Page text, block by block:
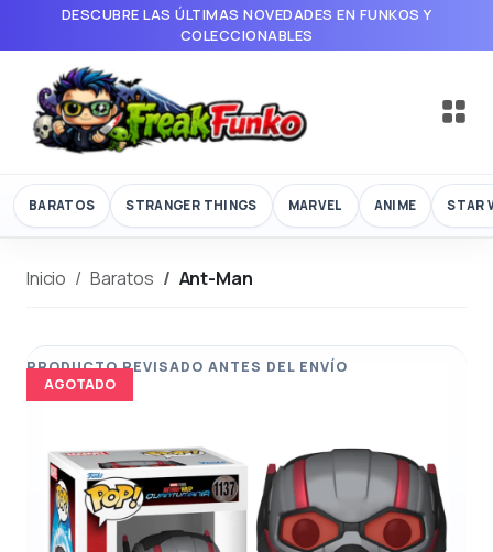
DESCUBRE LAS ÚLTIMAS NOVEDADES EN FUNKOS Y
COLECCIONABLES
BARATOS STRANGER THINGS MARVEL ANIME STAR
Inicio Baratos Ant-Man
AGOTADO